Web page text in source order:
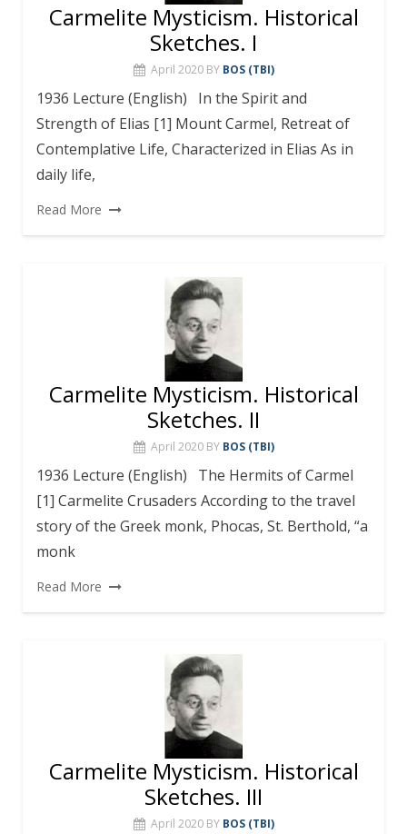
Carmelite Mysticism. Historical
Sketches. I
April 2020 BY BOS (TBI)
1936 Lecture (English) In the Spirit and
Strength of Elias [1] Mount Carmel, Retreat of
Contemplative Life, Characterized in Elias As in
daily life,
Read More
Carmelite Mysticism. Historical
Sketches. II
April 2020 BY BOS (TBI)
1936 Lecture (English) The Hermits of Carmel
[1] Carmelite Crusaders According to the travel
story of the Greek monk, Phocas, St. Berthold, “a
monk
Read More
Carmelite Mysticism. Historical
Sketches. III
April 2020 BY BOS (TBI)